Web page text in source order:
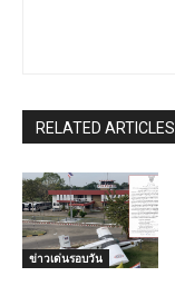
RELATED ARTICLES
ข่าวเด่นรอบวัน